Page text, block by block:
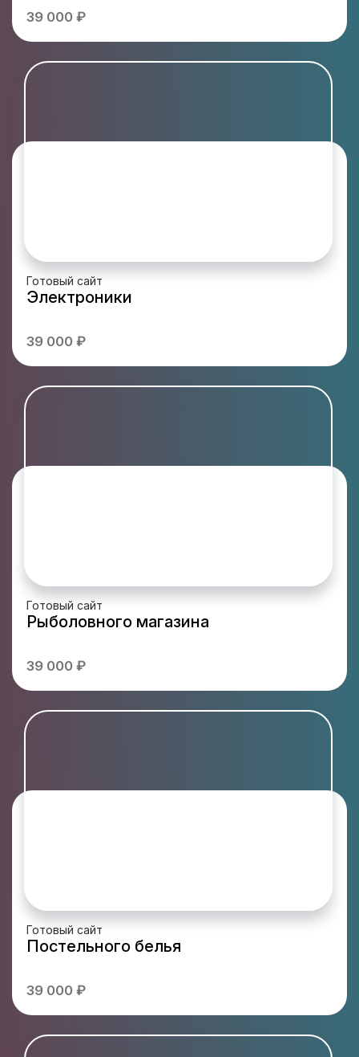
39 000 ₽
Готовый сайт
Электроники
39 000 ₽
Готовый сайт
Рыболовного магазина
39 000 ₽
Готовый сайт
Постельного белья
39 000 ₽